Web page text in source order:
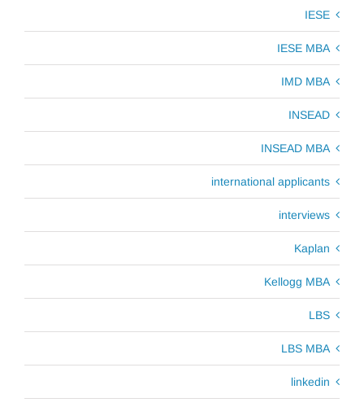
IESE
IESE MBA
IMD MBA
INSEAD
INSEAD MBA
international applicants
interviews
Kaplan
Kellogg MBA
LBS
LBS MBA
linkedin